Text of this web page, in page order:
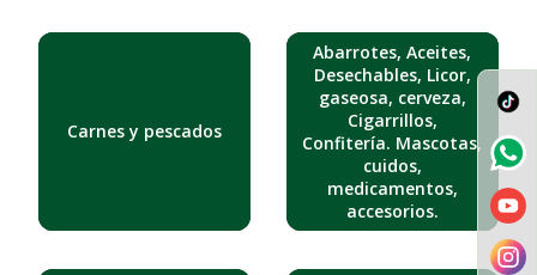
Carnes y pescados
Abarrotes, Aceites,
Desechables, Licor,
gaseosa, cerveza,
Cigarrillos,
Confitería. Mascotas,
cuidos,
medicamentos,
accesorios.